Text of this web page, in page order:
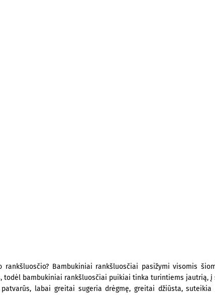
Bambukiniai rankšluosčiai pasižymi visomis
bambukiniai rankšluosčiai puikiai tinka turintiems jautrią, į
labai greitai sugeria drėgmę, greitai džiūsta,